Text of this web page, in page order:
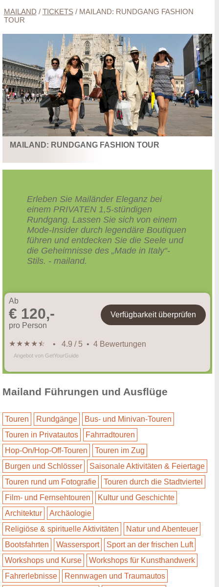
MAILAND / TICKETS/ MAILAND: RUNDGANG FASHION
TOUR
MAILAND: RUNDGANG FASHION TOUR
Erleben Sie Mailänder Eleganz bei
einem PRIVATEN 1,5-stündigen
Rundgang. Lassen Sie sich von einem
Mode-Insider durch legendäre Boutiquen
führen und entdecken Sie die Seele und
die Geheimnisse des „Made in Italy“-
Stils. - mailand.
Ab
€ 120,-
pro Person
Verfügbarkeit überprüfen
★★★★★
☆ • 4.9 / 5 • 4 Bewertungen
Angebot von GetYourGuide
Mailand Führungen und Ausflüge
Touren Rundgänge
Bus- und Minivan-Touren
Touren in Privatautos
Fahrradtouren
Hop-On/Hop-Off-Touren
Touren im Zug
Burgen und Schlösser
Saisonale Aktivitäten & Feiertage
Touren rund um Fotografie
Touren durch die Stadtviertel
Film- und Fernsehtouren
Kultur und Geschichte
Architektur
Archäologie
Religiöse & spirituelle Aktivitäten
Natur und Abenteuer
Bootsfahrten
Wassersport
Sport an der frischen Luft
Workshops und Kurse
Workshops für Kunsthandwerk
Fahrerlebnisse
Rennwagen und Traumautos